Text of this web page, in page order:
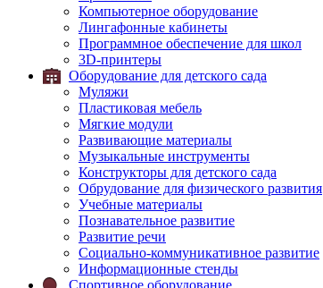
Компьютерное оборудование
Лингафонные кабинеты
Программное обеспечение для школ
3D-принтеры
Оборудование для детского сада
Муляжи
Пластиковая мебель
Мягкие модули
Развивающие материалы
Музыкальные инструменты
Конструкторы для детского сада
Обрудование для физического развития
Учебные материалы
Познавательное развитие
Развитие речи
Социально-коммуникативное развитие
Информационные стенды
Спортивное оборудование